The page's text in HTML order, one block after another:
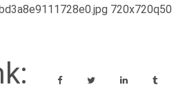
720x720q50